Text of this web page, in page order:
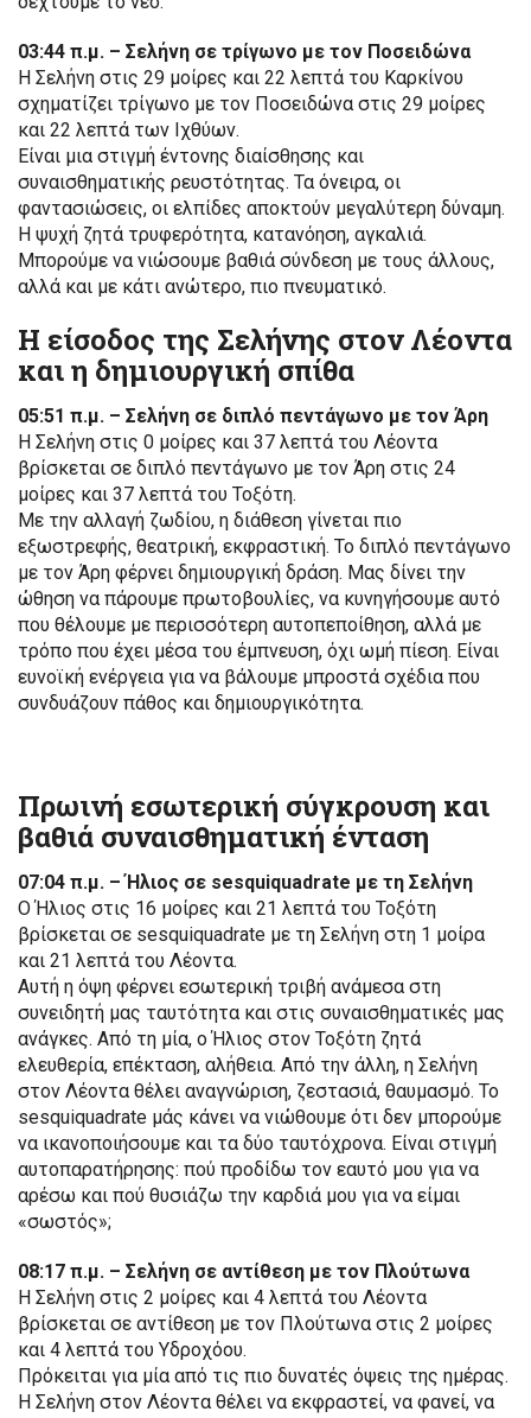
03:44 π.μ. – Σελήνη σε τρίγωνο με τον Ποσειδώνα
Η Σελήνη στις 29 μοίρες και 22 λεπτά του Καρκίνου
σχηματίζει τρίγωνο με τον Ποσειδώνα στις 29 μοίρες
και 22 λεπτά των Ιχθύων.
Είναι μια στιγμή έντονης διαίσθησης και
συναισθηματικής ρευστότητας. Τα όνειρα, οι
φαντασιώσεις, οι ελπίδες αποκτούν μεγαλύτερη δύναμη.
Η ψυχή ζητά τρυφερότητα, κατανόηση, αγκαλιά.
Μπορούμε να νιώσουμε βαθιά σύνδεση με τους άλλους,
αλλά και με κάτι ανώτερο, πιο πνευματικό.
Η είσοδος της Σελήνης στον Λέοντα
και η δημιουργική σπίθα
05:51 π.μ. – Σελήνη σε διπλό πεντάγωνο με τον Άρη
Η Σελήνη στις 0 μοίρες και 37 λεπτά του Λέοντα
βρίσκεται σε διπλό πεντάγωνο με τον Άρη στις 24
μοίρες και 37 λεπτά του Τοξότη.
Με την αλλαγή ζωδίου, η διάθεση γίνεται πιο
εξωστρεφής, θεατρική, εκφραστική. Το διπλό πεντάγωνο
με τον Άρη φέρνει δημιουργική δράση. Μας δίνει την
ώθηση να πάρουμε πρωτοβουλίες, να κυνηγήσουμε αυτό
που θέλουμε με περισσότερη αυτοπεποίθηση, αλλά με
τρόπο που έχει μέσα του έμπνευση, όχι ωμή πίεση. Είναι
ευνοϊκή ενέργεια για να βάλουμε μπροστά σχέδια που
συνδυάζουν πάθος και δημιουργικότητα.
Πρωινή εσωτερική σύγκρουση και
βαθιά συναισθηματική ένταση
07:04 π.μ. – Ήλιος σε sesquiquadrate με τη Σελήνη
Ο Ήλιος στις 16 μοίρες και 21 λεπτά του Τοξότη
βρίσκεται σε sesquiquadrate με τη Σελήνη στη 1 μοίρα
και 21 λεπτά του Λέοντα.
Αυτή η όψη φέρνει εσωτερική τριβή ανάμεσα στη
συνειδητή μας ταυτότητα και στις συναισθηματικές μας
ανάγκες. Από τη μία, ο Ήλιος στον Τοξότη ζητά
ελευθερία, επέκταση, αλήθεια. Από την άλλη, η Σελήνη
στον Λέοντα θέλει αναγνώριση, ζεστασιά, θαυμασμό. Το
sesquiquadrate μάς κάνει να νιώθουμε ότι δεν μπορούμε
να ικανοποιήσουμε και τα δύο ταυτόχρονα. Είναι στιγμή
αυτοπαρατήρησης: πού προδίδω τον εαυτό μου για να
αρέσω και πού θυσιάζω την καρδιά μου για να είμαι
«σωστός»;
08:17 π.μ. – Σελήνη σε αντίθεση με τον Πλούτωνα
Η Σελήνη στις 2 μοίρες και 4 λεπτά του Λέοντα
βρίσκεται σε αντίθεση με τον Πλούτωνα στις 2 μοίρες
και 4 λεπτά του Υδροχόου.
Πρόκειται για μία από τις πιο δυνατές όψεις της ημέρας.
Η Σελήνη στον Λέοντα θέλει να εκφραστεί, να φανεί, να